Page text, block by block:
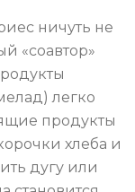
ничуть не
«соавтор»
легко
продукты
хлеба и
дугу или